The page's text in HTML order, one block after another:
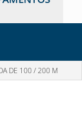
DE 100 / 200 M